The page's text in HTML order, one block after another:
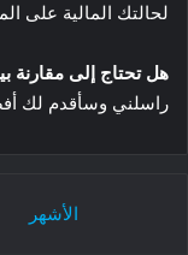
لحالتك المالية على
هل تحتاج إلى مقارنة
راسلني وسأقدم لك
الأشهر